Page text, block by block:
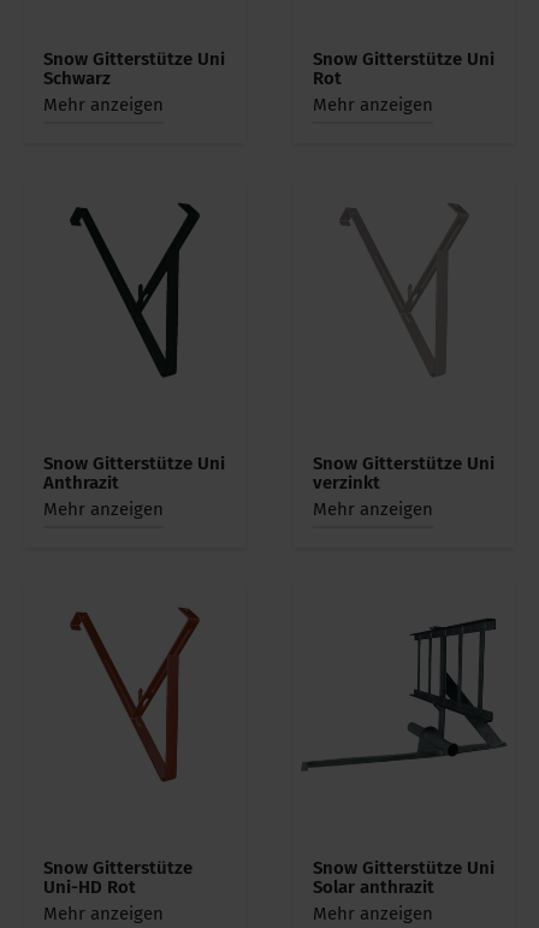
Snow Gitterstütze Uni
Schwarz
Mehr anzeigen
Snow Gitterstütze Uni
Rot
Mehr anzeigen
Snow Gitterstütze Uni
Anthrazit
Mehr anzeigen
Snow Gitterstütze Uni
verzinkt
Mehr anzeigen
Snow Gitterstütze
Uni-HD Rot
Mehr anzeigen
Snow Gitterstütze Uni
Solar anthrazit
Mehr anzeigen